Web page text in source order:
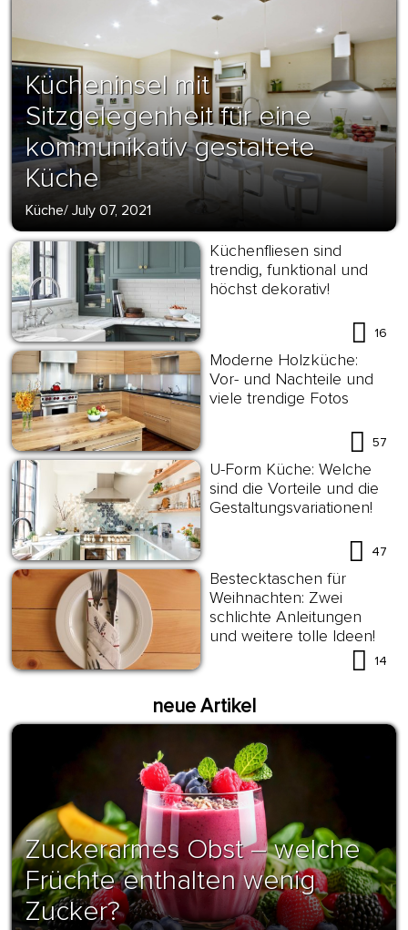
Kücheninsel mit
Sitzgelegenheit für eine
kommunikativ gestaltete
Küche
Küche/ July 07, 2021
Küchenfliesen sind
trendig, funktional und
höchst dekorativ!
16
Moderne Holzküche:
Vor- und Nachteile und
viele trendige Fotos
57
U-Form Küche: Welche
sind die Vorteile und die
Gestaltungsvariationen!
47
Bestecktaschen für
Weihnachten: Zwei
schlichte Anleitungen
und weitere tolle Ideen!
14
neue Artikel
Zuckerarmes Obst – welche
Früchte enthalten wenig
Zucker?